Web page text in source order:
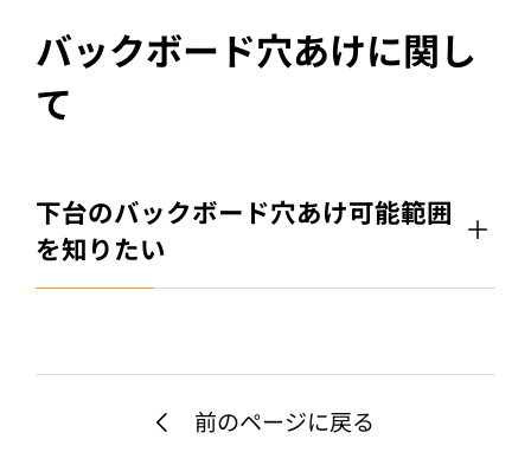
バックボード穴あけに関し
て
下台のバックボード穴あけ可能範囲
を知りたい
前のページに戻る